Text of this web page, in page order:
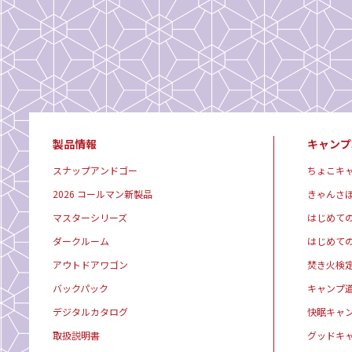
製品情報
スナップアンドゴー
2026 コールマン新製品
マスターシリーズ
ダークルーム
アウトドアワゴン
バックパック
デジタルカタログ
取扱説明書
キャン
ちょこキ
きゃんさ
はじめて
はじめて
焚き火検
キャンプ
快眠キャ
グッドキ